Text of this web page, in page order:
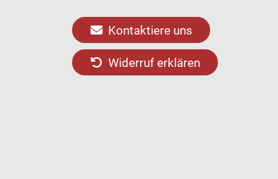
Kontaktiere uns
Widerruf erklären